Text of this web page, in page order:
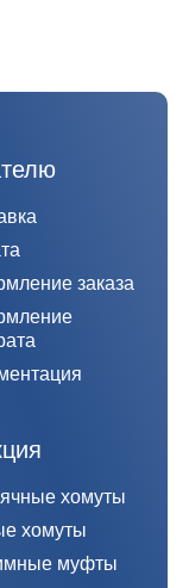
заказа
хомуты
хомуты
муфты